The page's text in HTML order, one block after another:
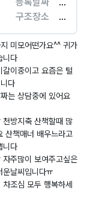
믹
스
견
-
청
주
2
2
6
-
0
5
0
2
6.
3.
5
구조장소
청
암
로
0
-
6,
내
파
소
미모어떤가요^^ 귀가
니다
갈이중이고 요즘은 털
다
는 상담중에 있어요
천방지축 산책할때 많
산책매너 배우느라고
니다
자주많이 보여주고싶은
운날씨입니다ㅠ
차조심 모두 행복하세